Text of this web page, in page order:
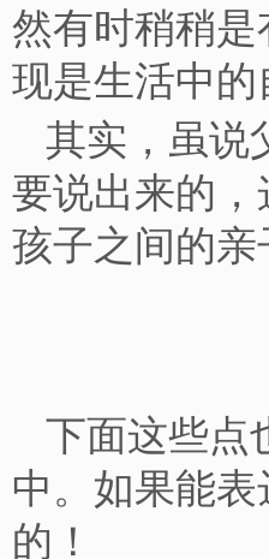
然有时稍稍
现是生活中
其实，虽说
要说出来的
孩子之间的亲
下面这些点
中。如果能
的！